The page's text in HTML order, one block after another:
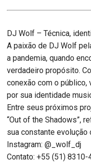
DJ Wolf – Técnica,
A paixão de DJ Wolf
a pandemia, quando
verdadeiro propósito.
conexão com o público,
por sua identidade
Entre seus próximos
“Out of the Shadows”,
sua constante evolução
Instagram: @_wolf_dj
Contato: +55 (51) 8310-